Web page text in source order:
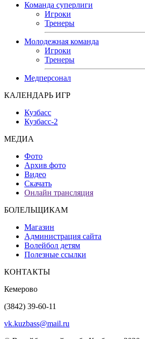
Команда суперлиги
Игроки
Тренеры
Молодежная команда
Игроки
Тренеры
Медперсонал
КАЛЕНДАРЬ ИГР
Кузбасс
Кузбасс-2
МЕДИА
Фото
Архив фото
Видео
Скачать
Онлайн трансляция
БОЛЕЛЬЩИКАМ
Магазин
Администрация сайта
Волейбол детям
Полезные ссылки
КОНТАКТЫ
Кемерово
(3842) 39-60-11
vk.kuzbass@mail.ru